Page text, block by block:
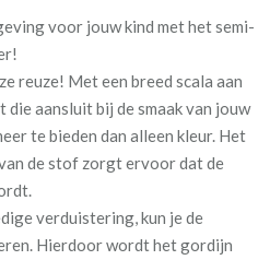
Va_Hunter 1055 Duck Egg
140 cm
circa 2-3 weken
100% polyester
voor jouw kind met het semi-
reuze! Met een breed scala aan
die aansluit bij de smaak van jouw
te bieden dan alleen kleur. Het
de stof zorgt ervoor dat de
verduistering, kun je de
Hierdoor wordt het gordijn